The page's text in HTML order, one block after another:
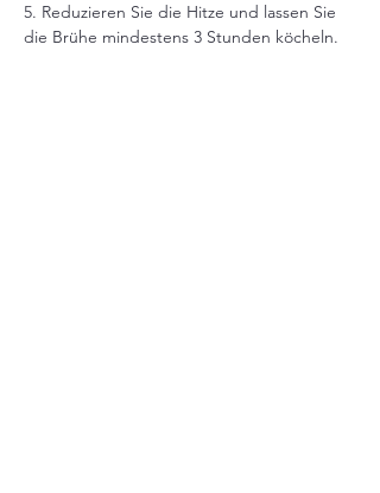
5. Reduzieren Sie die Hitze und lassen Sie
die Brühe mindestens 3 Stunden köcheln.